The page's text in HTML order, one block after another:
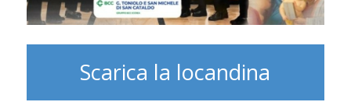
Scarica la locandina